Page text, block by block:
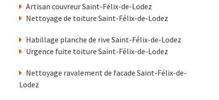
Artisan couvreur Saint-Félix-de-Lodez
Nettoyage de toiture Saint-Félix-de-Lodez
Habillage planche de rive Saint-Félix-de-Lodez
Urgence fuite toiture Saint-Félix-de-Lodez
Nettoyage ravalement de facade Saint-Félix-de-
Lodez